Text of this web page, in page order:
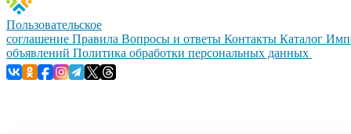
Пользовательское
соглашение Правила Вопросы и ответы Контакты Каталог
объявлений Политика обработки персональных данных